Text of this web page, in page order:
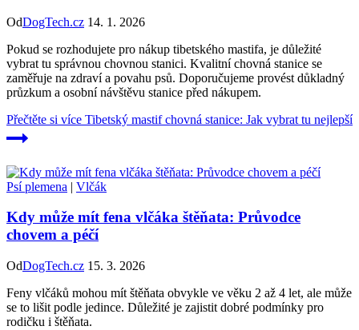
OdDogTech.cz 14. 1. 2026
Pokud se rozhodujete pro nákup tibetského mastifa, je důležité
vybrat tu správnou chovnou stanici. Kvalitní chovná stanice se
zaměřuje na zdraví a povahu psů. Doporučujeme provést důkladný
průzkum a osobní návštěvu stanice před nákupem.
Přečtěte si více Tibetský mastif chovná stanice: Jak vybrat tu nejlepší
Psí plemena | Vlčák
Kdy může mít fena vlčáka štěňata: Průvodce
chovem a péčí
OdDogTech.cz 15. 3. 2026
Feny vlčáků mohou mít štěňata obvykle ve věku 2 až 4 let, ale může
se to lišit podle jedince. Důležité je zajistit dobré podmínky pro
rodičku i štěňata.